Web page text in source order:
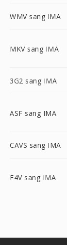
WMV sang IMA
MKV sang IMA
3G2 sang IMA
ASF sang IMA
CAVS sang IMA
F4V sang IMA